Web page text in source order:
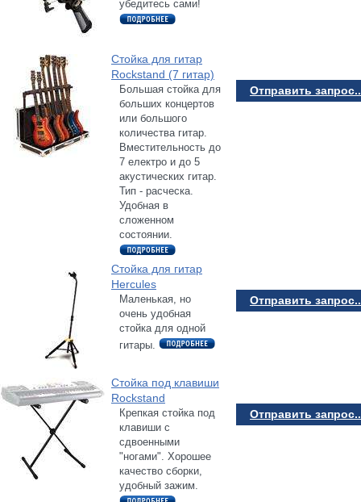
убедитесь сами!
Стойка для гитар
Rockstand (7 гитар)
Большая стойка для
больших концертов
или большого
количества гитар.
Вместительность до
7 електро и до 5
акустических гитар.
Тип - расческа.
Удобная в
сложенном
состоянии.
Отправить
Стойка для гитар
Hercules
Маленькая, но
очень удобная
стойка для одной
гитары.
Отправить
Стойка под клавиши
Rockstand
Крепкая стойка под
клавиши с
сдвоенными
"ногами". Хорошее
качество сборки,
удобный зажим.
Отправить